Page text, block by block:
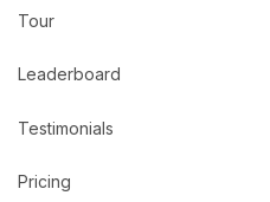
Tour
Leaderboard
Testimonials
Pricing